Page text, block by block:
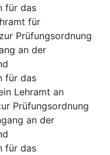
für das
für
Prüfungsordnung
an der
für das
Lehramt an
Prüfungsordnung
an der
für das